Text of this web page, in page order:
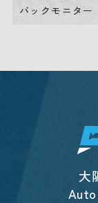
バックモニター
大
Auto